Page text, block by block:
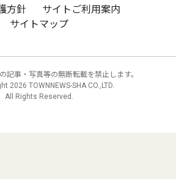
方針
サイトご利用案内
サイトマップ
記事・写真等の無断転載を禁止します。
2026 TOWNNEWS-SHA CO.,LTD.
All Rights Reserved.